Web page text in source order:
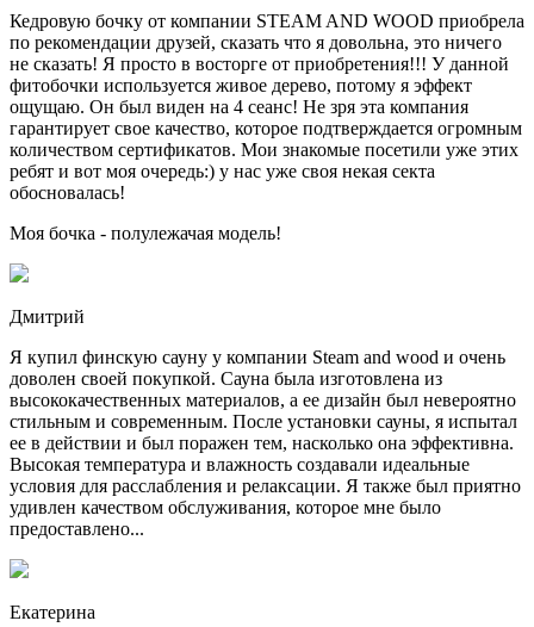
Кедровую бочку от компании STEAM AND WOOD приобрела
по рекомендации друзей, сказать что я довольна, это ничего
не сказать! Я просто в восторге от приобретения!!! У данной
фитобочки используется живое дерево, потому я эффект
ощущаю. Он был виден на 4 сеанс! Не зря эта компания
гарантирует свое качество, которое подтверждается огромным
количеством сертификатов. Мои знакомые посетили уже этих
ребят и вот моя очередь:) у нас уже своя некая секта
обосновалась!
Моя бочка - полулежачая модель!
Дмитрий
Я купил финскую сауну у компании Steam and wood и очень
доволен своей покупкой. Сауна была изготовлена из
высококачественных материалов, а ее дизайн был невероятно
стильным и современным. После установки сауны, я испытал
ее в действии и был поражен тем, насколько она эффективна.
Высокая температура и влажность создавали идеальные
условия для расслабления и релаксации. Я также был приятно
удивлен качеством обслуживания, которое мне было
предоставлено...
Екатерина